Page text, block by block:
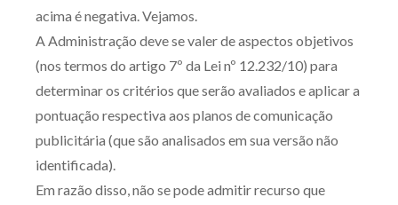
acima é negativa. Vejamos.
A Administração deve se valer de aspectos objetivos
(nos termos do artigo 7º da Lei nº 12.232/10) para
determinar os critérios que serão avaliados e aplicar a
pontuação respectiva aos planos de comunicação
publicitária (que são analisados em sua versão não
identificada).
Em razão disso, não se pode admitir recurso que